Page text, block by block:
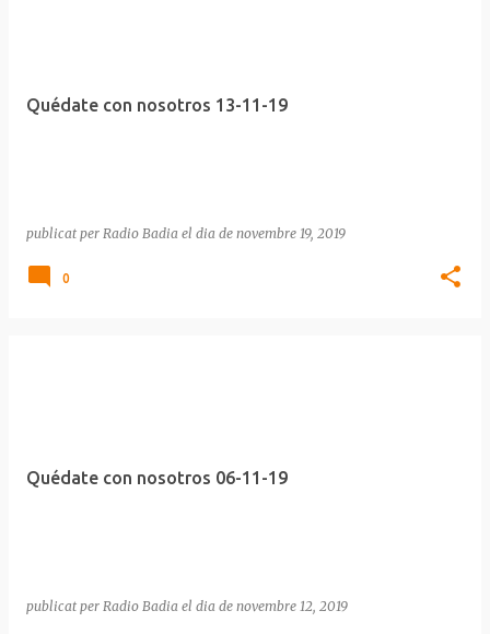
Quédate con nosotros 13-11-19
publicat per Radio Badia el dia de novembre 19, 2019
0
Quédate con nosotros 06-11-19
publicat per Radio Badia el dia de novembre 12, 2019